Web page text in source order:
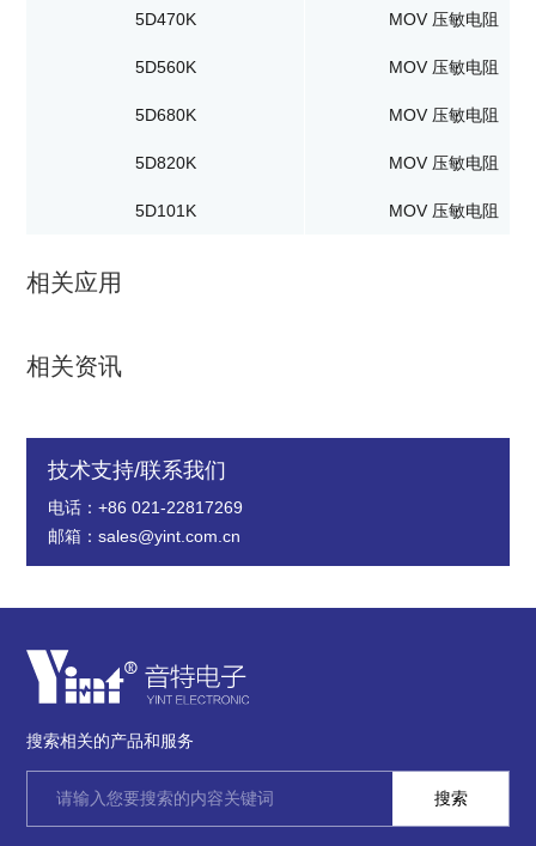
5D470K MOV 压敏电阻
5D560K MOV 压敏电阻
5D680K MOV 压敏电阻
5D820K MOV 压敏电阻
5D101K MOV 压敏电阻
相关应用
相关资讯
技术支持/联系我们
电话：+86 021-22817269
邮箱：sales@yint.com.cn
搜索相关的产品和服务